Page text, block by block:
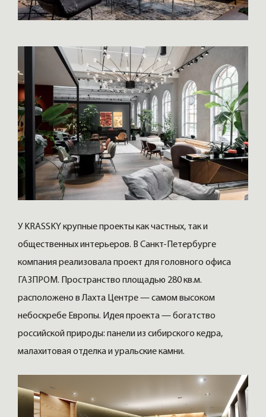
У KRASSKY крупные проекты как частных, так и
общественных интерьеров. В Санкт-Петербурге
компания реализовала проект для головного офиса
ГАЗПРОМ. Пространство площадью 280 кв.м.
расположено в Лахта Центре — самом высоком
небоскребе Европы. Идея проекта — богатство
российской природы: панели из сибирского кедра,
малахитовая отделка и уральские камни.